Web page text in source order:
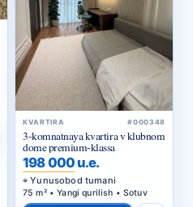
KVARTIRA #000348
3-komnatnaya kvartira v klubnom
dome premium-klassa
198 000 u.e.
Yunusobod tumani
75 m² • Yangi qurilish • Sotuv